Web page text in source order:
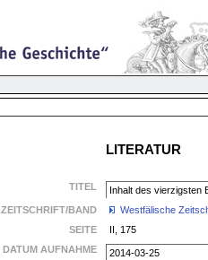
LITERATUR
TITEL
Inhalt des vierzigsten
ZEITSCHRIFT/BAND
Westfälische
SEITE
II, 175
DATUM AUFNAHME
2014-03-25